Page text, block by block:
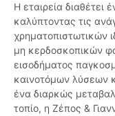
Η εταιρεία διαθέτει
καλύπτοντας τις
χρηματοπιστωτικών
μη κερδοσκοπικών
εισοδήματος
καινοτόμων λύσεων
ένα διαρκώς
τοπίο, η Ζέπος &